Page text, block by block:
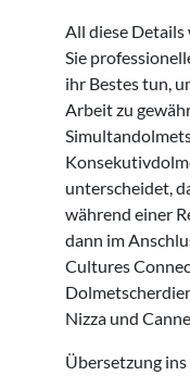
All diese
Sie
ihr Bestes tun,
Arbeit zu
unterscheidet,
während einer
dann im
Cultures
Nizza und
Übersetzung